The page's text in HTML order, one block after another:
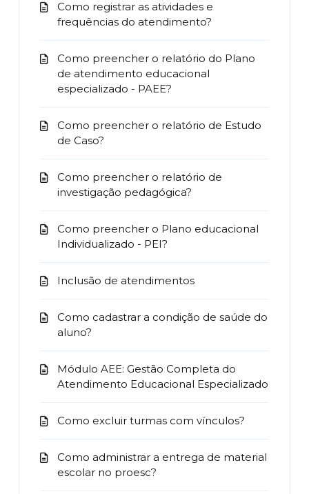
Como registrar as atividades e
frequências do atendimento?
Como preencher o relatório do Plano
de atendimento educacional
especializado - PAEE?
Como preencher o relatório de Estudo
de Caso?
Como preencher o relatório de
investigação pedagógica?
Como preencher o Plano educacional
Individualizado - PEI?
Inclusão de atendimentos
Como cadastrar a condição de saúde do
aluno?
Módulo AEE: Gestão Completa do
Atendimento Educacional Especializado
Como excluir turmas com vínculos?
Como administrar a entrega de material
escolar no proesc?